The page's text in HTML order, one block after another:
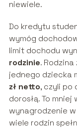
niewiele.
Do kredytu
wymóg
limit dochodu
rodzinie.
jednego dziecka
zł netto, czyli po
dorosłą. To
wynagrodzenie
wiele rodzin